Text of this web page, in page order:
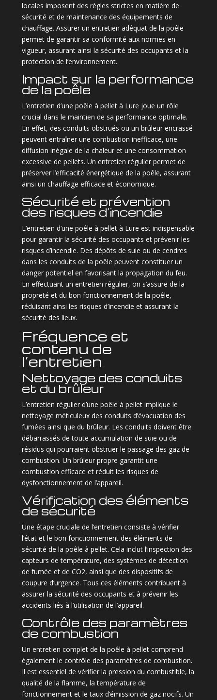
locales imposent des règles strictes en matière de
sécurité et de maintenance des équipements de
chauffage. Assurer un entretien adéquat de la poêle
permet de garantir sa conformité aux normes en
vigueur, assurant ainsi la sécurité des occupants et la
protection de l’environnement.
Impact sur la performance
de la poêle
L’entretien d’une poêle à pellet à Lure joue un rôle
crucial dans le maintien de sa performance optimale.
En effet, des conduits obstrués ou un brûleur encrassé
peuvent entraîner une combustion inefficace, une
diffusion inégale de la chaleur et une consommation
excessive de pellets. Un entretien régulier permet de
préserver l’efficacité énergétique de la poêle, assurant
ainsi un chauffage efficace et économique.
Sécurité et prévention
des risques d’incendie
L’entretien d’une poêle à pellet à Lure est indispensable
pour garantir la sécurité des occupants et prévenir les
risques d’incendie. Des dépôts de suie ou de cendres
dans les conduits de la poêle peuvent constituer un
danger potentiel en favorisant la propagation du feu.
En effectuant un entretien régulier, on s’assure de la
propreté et du bon fonctionnement de la poêle,
réduisant ainsi les risques d’incendie et assurant la
sécurité des lieux.
Fréquence et
contenu de
l’entretien
Nettoyage des conduits
et du brûleur
L’entretien régulier d’une poêle à pellet implique le
nettoyage méticuleux des conduits d’évacuation des
fumées ainsi que du brûleur. Les conduits doivent être
débarrassés de toute accumulation de suie ou de
résidus qui pourraient obstruer le passage des gaz de
combustion. Un brûleur propre garantit une
combustion efficace et réduit les risques de
dysfonctionnement de l’appareil.
Vérification des éléments
de sécurité
Une étape cruciale de l’entretien consiste à vérifier
l’état et le bon fonctionnement des éléments de
sécurité de la poêle à pellet. Cela inclut l’inspection des
capteurs de température, des systèmes de détection
de fumée et de CO2, ainsi que des dispositifs de
coupure d’urgence. Tous ces éléments contribuent à
assurer la sécurité des occupants et à prévenir les
accidents liés à l’utilisation de l’appareil.
Contrôle des paramètres
de combustion
Un entretien complet de la poêle à pellet comprend
également le contrôle des paramètres de combustion.
Il est essentiel de vérifier la pression du combustible, la
qualité de la flamme, la température de
fonctionnement et le taux d’émission de gaz nocifs. Un